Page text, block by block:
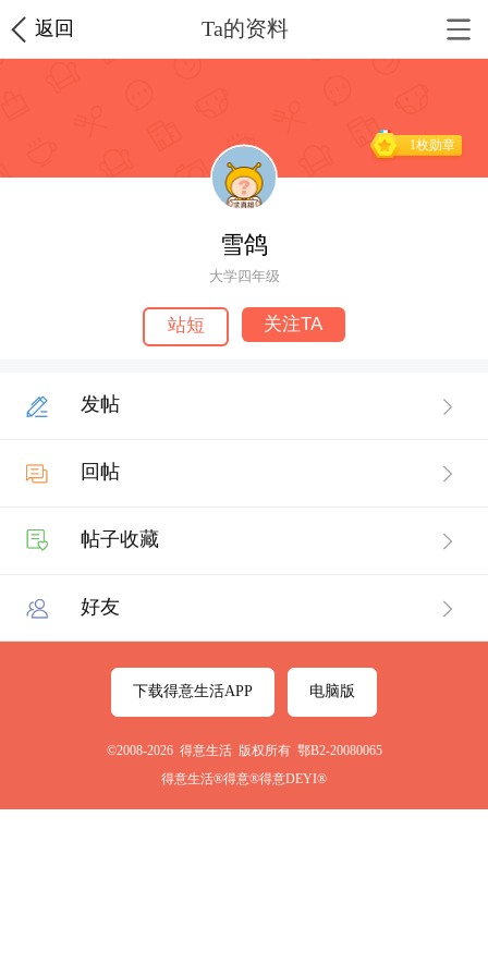
返回 Ta的资料
1枚勋章
雪鸽
大学四年级
站短 关注TA
发帖
回帖
帖子收藏
好友
下载得意生活APP 电脑版
©2008-2026 得意生活 版权所有 鄂B2-20080065
得意生活®得意®得意DEYI®